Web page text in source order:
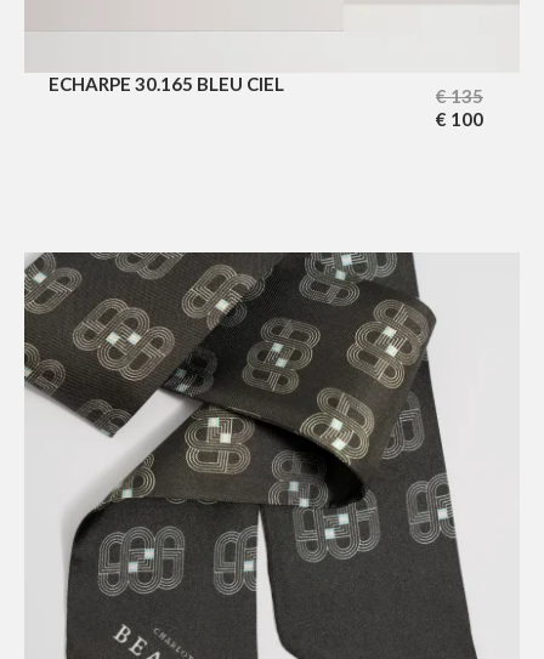
ECHARPE 30.165 BLEU CIEL
€135
€ 100